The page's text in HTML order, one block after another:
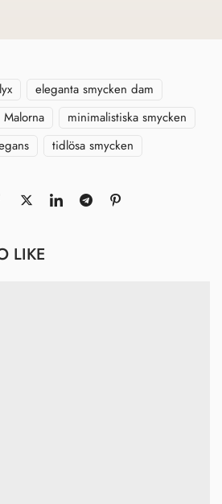
eleganta smycken dam
Malorna
minimalistiska smycken
tidlösa smycken
LIKE